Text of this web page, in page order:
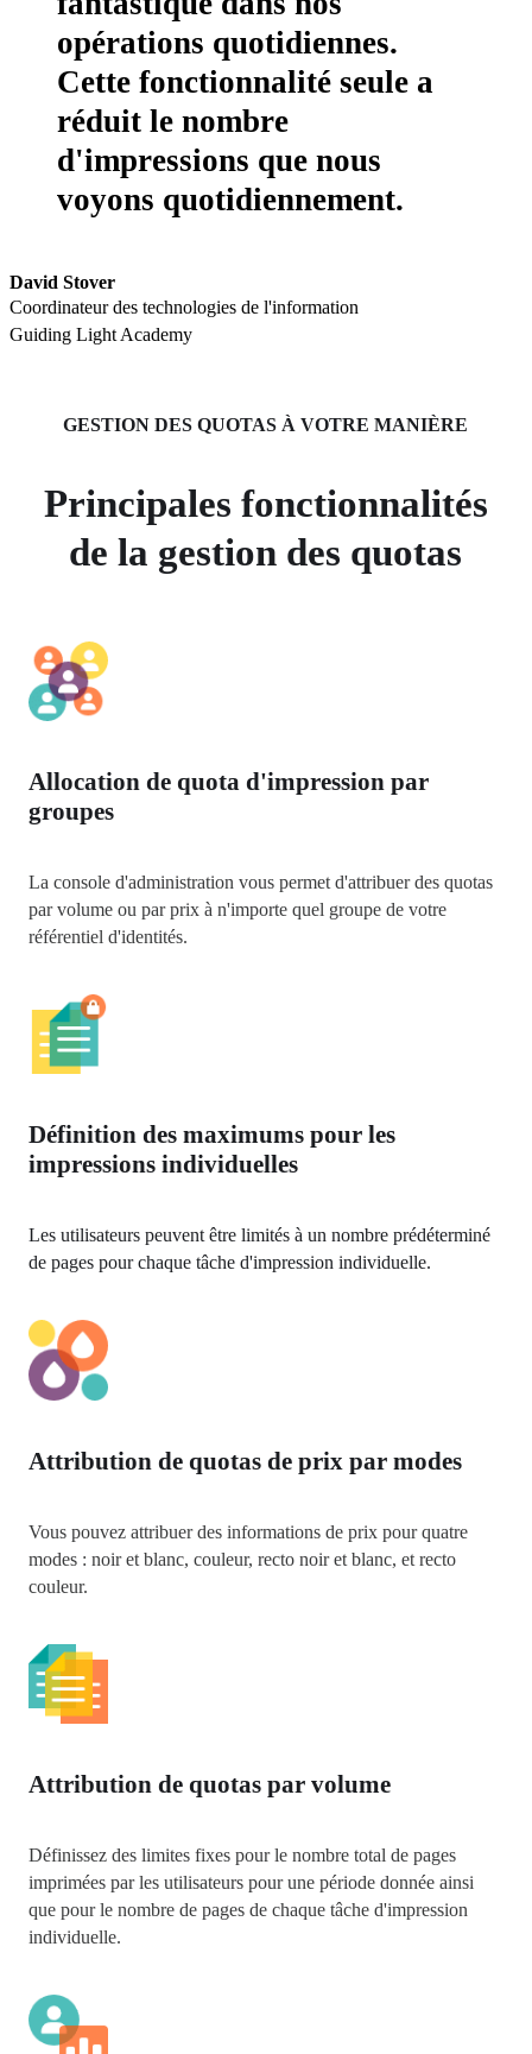
opérations quotidiennes.
Cette fonctionnalité seule a
réduit le nombre
d'impressions que nous
voyons quotidiennement.
David Stover
Coordinateur des technologies de l'information
Guiding Light Academy
GESTION DES QUOTAS À VOTRE MANIÈRE
Principales fonctionnalités
de la gestion des quotas
Allocation de quota d'impression par
groupes
La console d'administration vous permet d'attribuer des quotas
par volume ou par prix à n'importe quel groupe de votre
référentiel d'identités.
Définition des maximums pour les
impressions individuelles
Les utilisateurs peuvent être limités à un nombre prédéterminé
de pages pour chaque tâche d'impression individuelle.
Attribution de quotas de prix par modes
Vous pouvez attribuer des informations de prix pour quatre
modes : noir et blanc, couleur, recto noir et blanc, et recto
couleur.
Attribution de quotas par volume
Définissez des limites fixes pour le nombre total de pages
imprimées par les utilisateurs pour une période donnée ainsi
que pour le nombre de pages de chaque tâche d'impression
individuelle.